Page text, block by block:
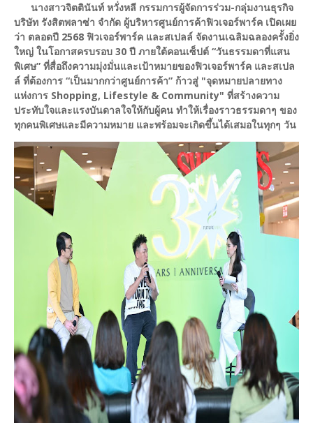
นางสาวจิตตินันท์ หวั่งหลี กรรมการผู้จัดการร่วม-กลุ่มงานธุรกิจ
บริษัท รังสิตพลาซ่า จำกัด ผู้บริหารศูนย์การค้าฟิวเจอร์พาร์ค เปิดเผย
ว่า ตลอดปี 2568 ฟิวเจอร์พาร์ค และสเปลล์ จัดงานเฉลิมฉลองครั้งยิ่ง
ใหญ่ ในโอกาสครบรอบ 30 ปี ภายใต้คอนเซ็ปต์ “วันธรรมดาที่แสน
พิเศษ” ที่สื่อถึงความมุ่งมั่นและเป้าหมายของฟิวเจอร์พาร์ค และสเปล
ล์ ที่ต้องการ “เป็นมากกว่าศูนย์การค้า” ก้าวสู่ "จุดหมายปลายทาง
แห่งการ Shopping, Lifestyle & Community" ที่สร้างความ
ประทับใจและแรงบันดาลใจให้กับผู้คน ทำให้เรื่องราวธรรมดาๆ ของ
ทุกคนพิเศษและมีความหมาย และพร้อมจะเกิดขึ้นได้เสมอในทุกๆ วัน